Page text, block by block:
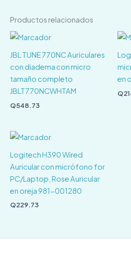
Productos relacionados
JBL TUNE 770NC Auriculares
con diadema con micro
tamaño completo
JBLT770NCWHTAM
Q548.73
en
Q
Logitech H390 Wired
Auricular con micrófono for
PC/Laptop, Rose Auricular
en oreja 981-001280
Q229.73